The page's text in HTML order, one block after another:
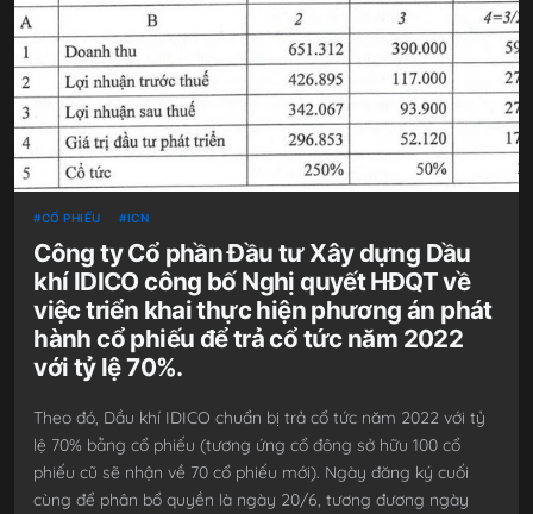
CỔ PHIẾU ICN
Công ty Cổ phần Đầu tư Xây dựng Dầu
khí IDICO công bố Nghị quyết HĐQT về
việc triển khai thực hiện phương án phát
hành cổ phiếu để trả cổ tức năm 2022
với tỷ lệ 70%.
Theo đó, Dầu khí IDICO chuẩn bị trả cổ tức năm 2022 với tỷ
lệ 70% bằng cổ phiếu (tương ứng cổ đông sở hữu 100 cổ
phiếu cũ sẽ nhận về 70 cổ phiếu mới). Ngày đăng ký cuối
cùng để phân bổ quyền là ngày 20/6, tương đương ngày